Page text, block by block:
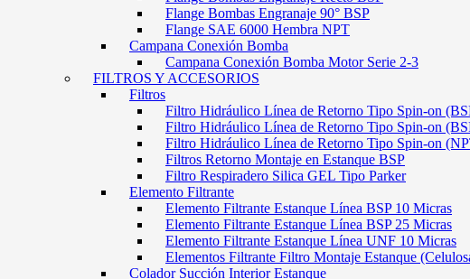
Flange Bombas Engranaje 90° BSP
Flange SAE 6000 Hembra NPT
Campana Conexión Bomba
Campana Conexión Bomba Motor Serie 2-3
FILTROS Y ACCESORIOS
Filtros
Filtro Hidráulico Línea de Retorno Tipo Spin-on
Filtro Hidráulico Línea de Retorno Tipo Spin-on
Filtro Hidráulico Línea de Retorno Tipo Spin-on
Filtros Retorno Montaje en Estanque BSP
Filtro Respiradero Silica GEL Tipo Parker
Elemento Filtrante
Elemento Filtrante Estanque Línea BSP 10 Micras
Elemento Filtrante Estanque Línea BSP 25 Micras
Elemento Filtrante Estanque Línea UNF 10 Micras
Elementos Filtrante Filtro Montaje Estanque
Colador Succión Interior Estanque